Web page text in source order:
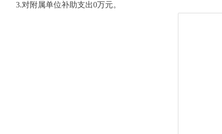
3.对附属单位补助支出0万元。